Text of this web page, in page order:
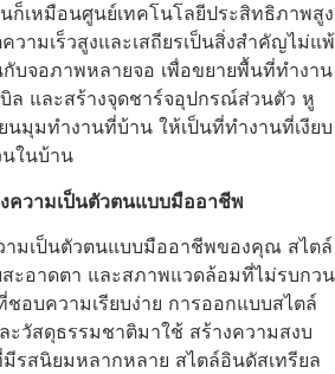
เหมือนศูนย์เทคโนโลยีประสิทธิภาพสูง
วามเร็วสูงและเสถียรเป็นสิ่งสำคัญไม่แพ้
บจอภาพหลายจอ เพื่อขยายพื้นที่ทำงาน
บิล และสร้างจุดชาร์จอุปกรณ์ส่วนตัว หู
นมุมทำงานที่บ้าน ให้เป็นที่ทำงานที่เงียบ
ในบ้าน
ความเป็นตัวตนแบบมืออาชีพ
มเป็นตัวตนแบบมืออาชีพของคุณ สไตล์
ะอาดตา และสภาพแวดล้อมที่ไม่รบกวน
อบความเรียบง่าย การออกแบบสไตล์
ะวัสดุธรรมชาติมาใช้ สร้างความสงบ
รสนิยมหลากหลาย สไตล์อินดัสเทรียล